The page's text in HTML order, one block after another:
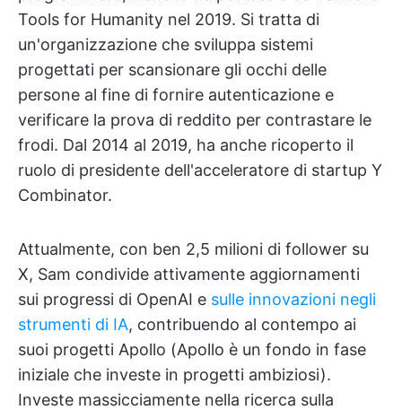
Tools for Humanity nel 2019. Si tratta di
un'organizzazione che sviluppa sistemi
progettati per scansionare gli occhi delle
persone al fine di fornire autenticazione e
verificare la prova di reddito per contrastare le
frodi. Dal 2014 al 2019, ha anche ricoperto il
ruolo di presidente dell'acceleratore di startup Y
Combinator.
Attualmente, con ben 2,5 milioni di follower su
X, Sam condivide attivamente aggiornamenti
sui progressi di OpenAI e sulle innovazioni negli
strumenti di IA, contribuendo al contempo ai
suoi progetti Apollo (Apollo è un fondo in fase
iniziale che investe in progetti ambiziosi).
Investe massicciamente nella ricerca sulla